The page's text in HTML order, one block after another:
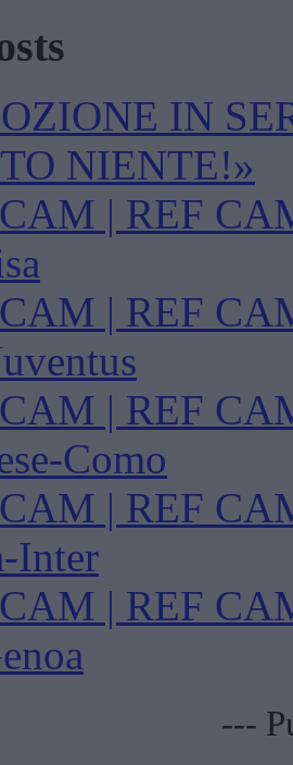
IN
NIENTE!»
| REF
| REF
| REF
Como
| REF
Inter
| REF
---